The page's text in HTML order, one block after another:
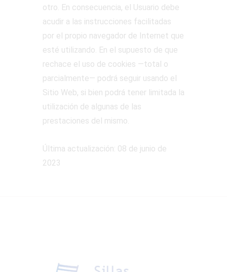
otro. En consecuencia, el Usuario debe
acudir a las instrucciones facilitadas
por el propio navegador de Internet que
esté utilizando. En el supuesto de que
rechace el uso de cookies —total o
parcialmente— podrá seguir usando el
Sitio Web, si bien podrá tener limitada la
utilización de algunas de las
prestaciones del mismo.
Última actualización: 08 de junio de
2023